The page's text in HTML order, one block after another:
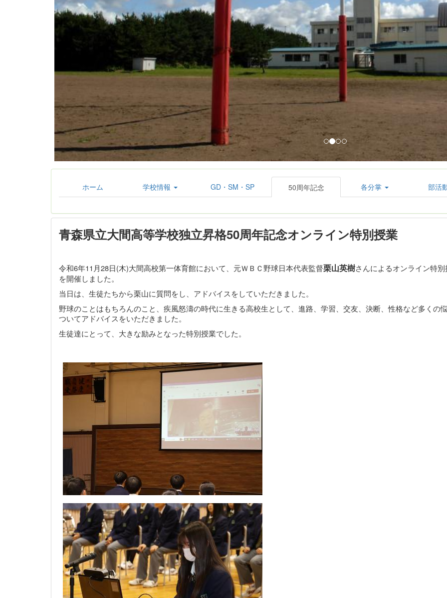
ホーム 学校情報 GD・SM・SP 50周年記念 各分掌 部活
青森県立大間高等学校独立昇格50周年記念オンライン特別授業
令和6年11月28日(木)大間高校第一体育館において、元ＷＢＣ野球日本代表監督栗山英樹さんによるオンライン特別
を開催しました。
当日は、生徒たちから栗山に質問をし、アドバイスをしていただきました。
野球のことはもちろんのこと、疾風怒濤の時代に生きる高校生として、進路、学習、交友、決断、性格など多くの
ついてアドバイスをいただきました。
生徒達にとって、大きな励みとなった特別授業でした。